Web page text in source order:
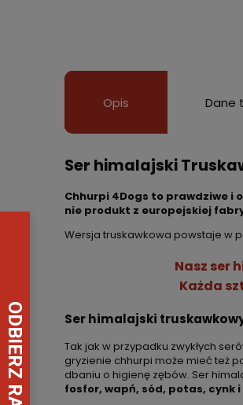
Opis Dane
Ser himalajski
Chhurpi 4Dogs to prawdziwe i
nie produkt z europejskiej
Wersja truskawkowa powstaje w
Nasz ser
Każda
Ser himalajski
Tak jak w przypadku zwykłych
gryzienie chhurpi może mieć też
dbaniu o higienę zębów. Ser
fosfor, wapń, sód, potas, cynk i